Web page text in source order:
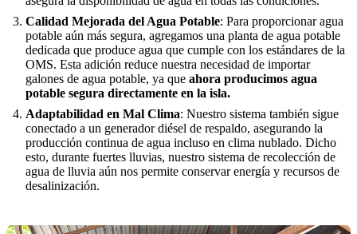
Calidad Mejorada del Agua Potable: Para proporcionar agua
potable aún más segura, agregamos una planta de agua potable
dedicada que produce agua que cumple con los estándares de la
OMS. Esta adición reduce nuestra necesidad de importar
galones de agua potable, ya que ahora producimos agua
potable segura directamente en la isla.
Adaptabilidad en Mal Clima: Nuestro sistema también sigue
conectado a un generador diésel de respaldo, asegurando la
producción continua de agua incluso en clima nublado. Dicho
esto, durante fuertes lluvias, nuestro sistema de recolección de
agua de lluvia aún nos permite conservar energía y recursos de
desalinización.